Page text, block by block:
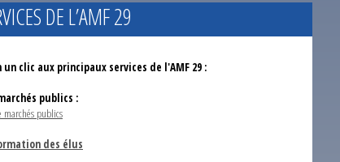
DE L’AMF 29
un clic aux principaux services de l'AMF 29 :
publics :
marchés publics
des élus